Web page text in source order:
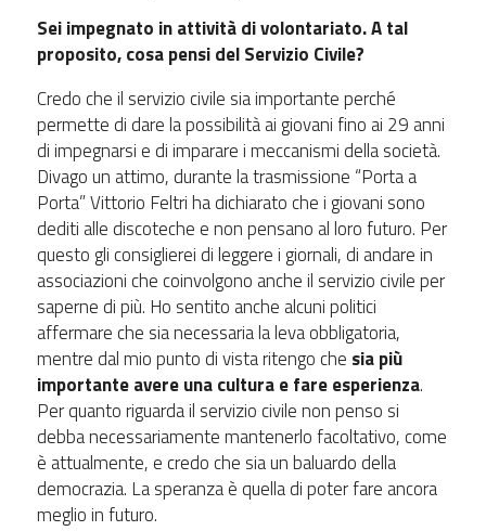
Sei impegnato in attività di volontariato. A tal
proposito, cosa pensi del Servizio Civile?
Credo che il servizio civile sia importante perché
permette di dare la possibilità ai giovani fino ai 29 anni
di impegnarsi e di imparare i meccanismi della società.
Divago un attimo, durante la trasmissione “Porta a
Porta” Vittorio Feltri ha dichiarato che i giovani sono
dediti alle discoteche e non pensano al loro futuro. Per
questo gli consiglierei di leggere i giornali, di andare in
associazioni che coinvolgono anche il servizio civile per
saperne di più. Ho sentito anche alcuni politici
affermare che sia necessaria la leva obbligatoria,
mentre dal mio punto di vista ritengo che sia più
importante avere una cultura e fare esperienza.
Per quanto riguarda il servizio civile non penso si
debba necessariamente mantenerlo facoltativo, come
è attualmente, e credo che sia un baluardo della
democrazia. La speranza è quella di poter fare ancora
meglio in futuro.